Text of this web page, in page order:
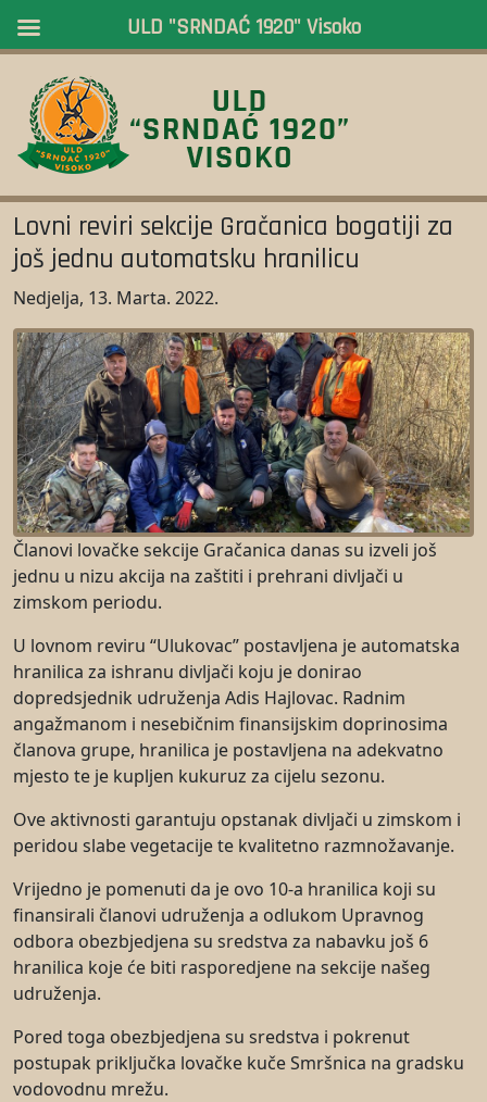
Lovni reviri sekcije Gračanica bogatiji za
još jednu automatsku hranilicu
Nedjelja, 13. Marta. 2022.
Članovi lovačke sekcije Gračanica danas su izveli još
jednu u nizu akcija na zaštiti i prehrani divljači u
zimskom periodu.
U lovnom reviru “Ulukovac” postavljena je automatska
hranilica za ishranu divljači koju je donirao
dopredsjednik udruženja Adis Hajlovac. Radnim
angažmanom i nesebičnim finansijskim doprinosima
članova grupe, hranilica je postavljena na adekvatno
mjesto te je kupljen kukuruz za cijelu sezonu.
Ove aktivnosti garantuju opstanak divljači u zimskom i
peridou slabe vegetacije te kvalitetno razmnožavanje.
Vrijedno je pomenuti da je ovo 10-a hranilica koji su
finansirali članovi udruženja a odlukom Upravnog
odbora obezbjedjena su sredstva za nabavku još 6
hranilica koje će biti rasporedjene na sekcije našeg
udruženja.
Pored toga obezbjedjena su sredstva i pokrenut
postupak priključka lovačke kuče Smršnica na gradsku
vodovodnu mrežu.
ULD "SRNDAĆ 1920" Visoko